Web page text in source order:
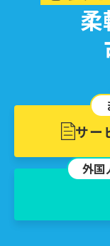
サー
外国